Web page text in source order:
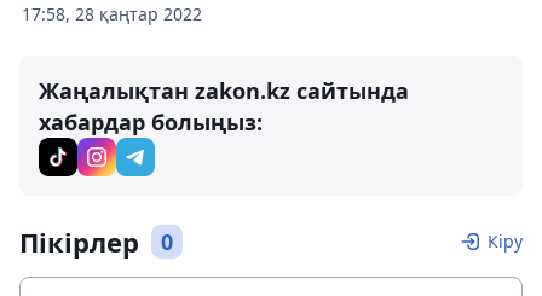
17:58, 28 қаңтар 2022
Жаңалықтан zakon.kz сайтында
хабардар болыңыз:
Пікірлер 0 Кіру